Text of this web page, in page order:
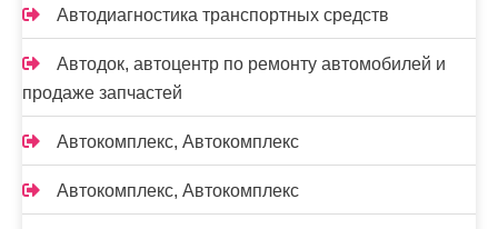
Автодиагностика транспортных средств
Автодок, автоцентр по ремонту автомобилей и
продаже запчастей
Автокомплекс, Автокомплекс
Автокомплекс, Автокомплекс